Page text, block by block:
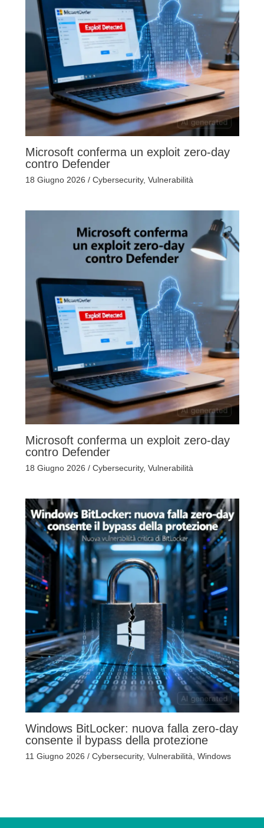
Microsoft conferma un exploit zero-day
contro Defender
18 Giugno 2026 / Cybersecurity, Vulnerabilità
Microsoft conferma un exploit zero-day
contro Defender
18 Giugno 2026 / Cybersecurity, Vulnerabilità
Windows BitLocker: nuova falla zero-day
consente il bypass della protezione
11 Giugno 2026 / Cybersecurity, Vulnerabilità, Windows